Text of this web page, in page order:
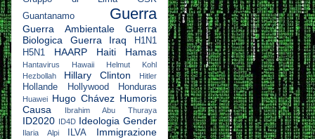
Guantanamo
Guerra
Guerra Ambientale
Guerra
Biologica
Guerra Iraq
H1N1
H5N1
HAARP Haiti Hamas
Hantavirus Hawaii
Helmut Kohl
Hezbollah
Hillary Clinton Hitler
Hollande Hollywood Honduras
Huawei Hugo Chávez Humoris
Causa
Ibrahim Abu Thuraya
ID2020 ID4D Ideologia Gender
Ilaria Alpi ILVA Immigrazione